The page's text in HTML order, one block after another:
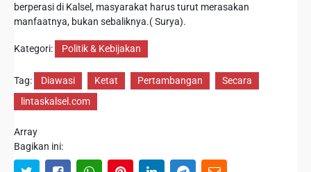
berperasi di Kalsel, masyarakat harus turut merasakan
manfaatnya, bukan sebaliknya.( Surya).
Kategori: Politik & Kebijakan
Tag: Diawasi Ketat Pertambangan
Secara
lintaskalsel.com
Array
Bagikan ini: